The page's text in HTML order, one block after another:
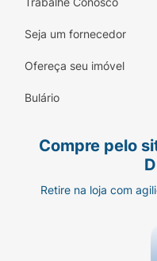
Seja um fornecedor
Ofereça seu imóvel
Bulário
Compre pelo
Retire na loja com